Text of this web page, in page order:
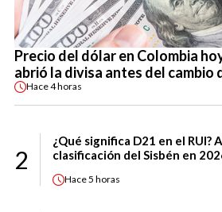
Precio del dólar en Colombia
abrió la divisa antes del cambio
Hace4 horas
2
¿Qué significa D21 en el RUI?
clasificación del Sisbén en
Hace5 horas